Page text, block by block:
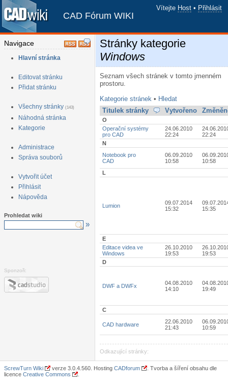
Vítejte Host • Přihlásit
CAD Fórum WIKI
Navigace
Hlavní stránka
Editovat stránku
Přidat stránku
Všechny stránky (143)
Náhodná stránka
Kategorie
Administrace
Správa souborů
Vytvořit účet
Přihlásit
Nápověda
Prohledat wiki
»
Sponzoři:
Stránky kategorie
Windows
Seznam všech stránek v tomto jmenném
prostoru.
Kategorie stránek • Hledat
Titulek stránky
Vytvořeno
O
Operační systémy
pro CAD
24.06.2010
22:24
22:24
N
Notebook pro
CAD
06.09.2010
10:58
10:58
L
Lumion
09.07.2014
15:32
15:35
E
Editace videa ve
Windows
26.10.2010
19:53
19:53
D
DWF a DWFx
04.08.2010
14:10
19:49
C
CAD hardware
22.06.2010
21:43
10:59
Odkazující stránky:
ScrewTurn Wiki verze 3.0.4.560. Hosting CADforum
. Tvorba a šíření obsahu dle
licence Creative Commons